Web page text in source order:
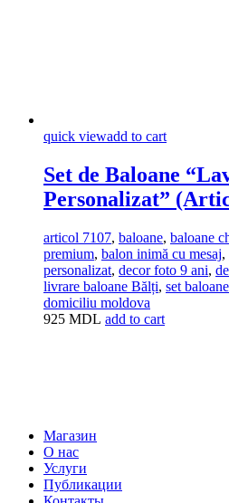
quick viewadd to cart
Set de Baloane
Personalizat”
articol 7107, baloane, baloane
premium, balon inimă cu mesaj,
personalizat, decor foto 9 ani,
livrare baloane Bălți, set
domiciliu moldova
925 MDL add to cart
Магазин
О нас
Услуги
Публикации